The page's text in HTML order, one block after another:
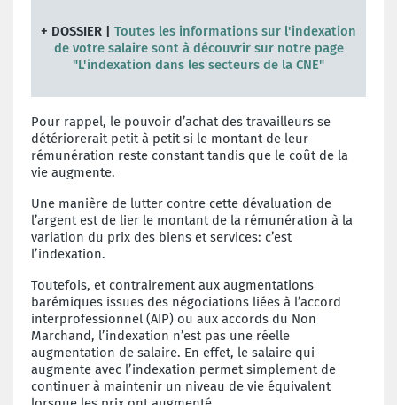
+ DOSSIER | Toutes les informations sur l'indexation
de votre salaire sont à découvrir sur notre page
"L'indexation dans les secteurs de la CNE"
Pour rappel, le pouvoir d’achat des travailleurs se
détériorerait petit à petit si le montant de leur
rémunération reste constant tandis que le coût de la
vie augmente.
Une manière de lutter contre cette dévaluation de
l’argent est de lier le montant de la rémunération à la
variation du prix des biens et services: c’est
l’indexation.
Toutefois, et contrairement aux augmentations
barémiques issues des négociations liées à l’accord
interprofessionnel (AIP) ou aux accords du Non
Marchand, l’indexation n’est pas une réelle
augmentation de salaire. En effet, le salaire qui
augmente avec l’indexation permet simplement de
continuer à maintenir un niveau de vie équivalent